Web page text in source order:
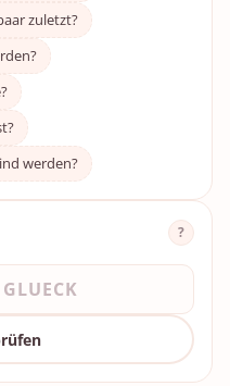
zuletzt?
werden?
?